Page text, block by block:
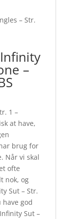
– Str.
–
1 –
at have,
brug for
Når vi skal
ofte
nok, og
Sut – Str.
have god
Sut –